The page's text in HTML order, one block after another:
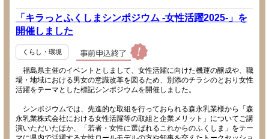
「キラっとふくしまシンポジウム -女性活躍2025-」を
開催しました
くらし・環境
福島県主催のイベントとしまして、女性活躍に向けた機運の醸成や、職
場・地域における男女の意識改革を図るため、別添のチラシのとおり女性
活躍をテーマとした標記シンポジウムを開催しました。
シンポジウムでは、先進的な取組を行っておられる森永乳業様から「森
永乳業株式会社における女性活躍等の取組と企業メリット」についてご講
演いただいたほか、「若者・女性に選ばれるこれからのふくしま」をテー